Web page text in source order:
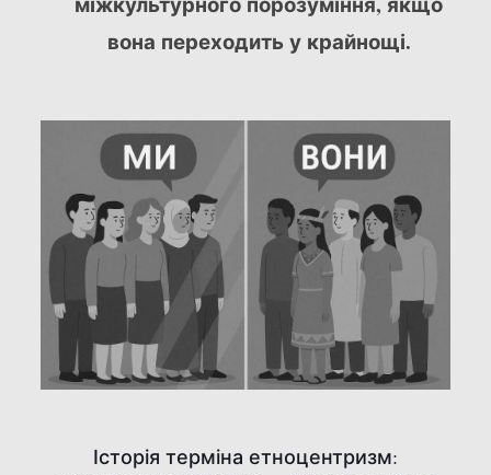
вона переходить у крайнощі.
Історія терміна етноцентризм: